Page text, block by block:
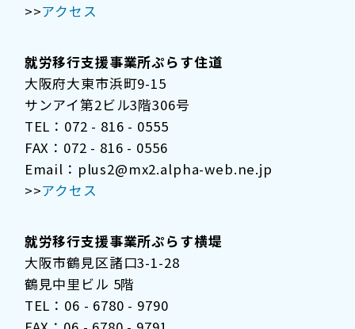
>>アクセス
就労移行支援事業所ぷらす住道
大阪府大東市浜町9-15
サンアイ第2ビル3階306号
TEL：072 - 816 - 0555
FAX：072 - 816 - 0556
Email：plus2@mx2.alpha-web.ne.jp
>>アクセス
就労移行支援事業所ぷらす横堤
大阪市鶴見区諸口3-1-28
鶴見中里ビル 5階
TEL：06 - 6780 - 9790